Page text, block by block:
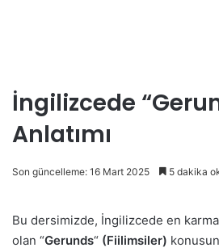
İngilizcede
Anlatımı
Son güncelleme: 16 Mart 2025 5 dakika
Bu dersimizde, İngilizcede en
olan “Gerunds“ (Fiilimsiler)